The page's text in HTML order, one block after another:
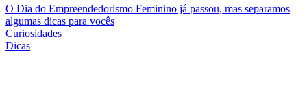
O Dia do Empreendedorismo Feminino já passou, mas separamos
algumas dicas para vocês
Curiosidades
Dicas